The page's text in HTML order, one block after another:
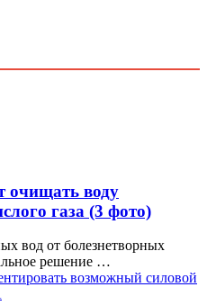
очищать воду
газа (3 фото)
вод от болезнетворных
решение …